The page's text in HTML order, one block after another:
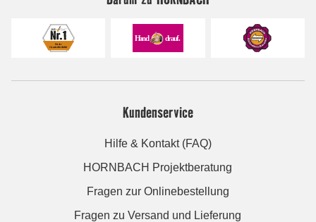
Kundenservice
Hilfe & Kontakt (FAQ)
HORNBACH Projektberatung
Fragen zur Onlinebestellung
Fragen zu Versand und Lieferung